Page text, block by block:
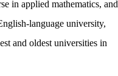
in applied mathematics, and
language university,
and oldest universities in